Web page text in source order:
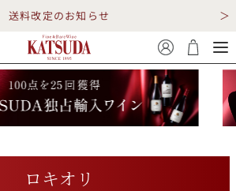
送料改定のお知らせ
ング ン
RP100
点
ロキオリ